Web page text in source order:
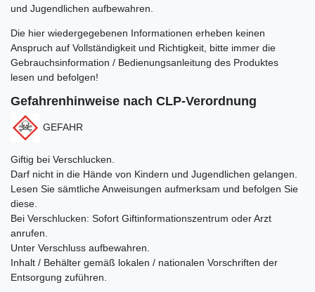
und Jugendlichen aufbewahren.
Die hier wiedergegebenen Informationen erheben keinen
Anspruch auf Vollständigkeit und Richtigkeit, bitte immer die
Gebrauchsinformation / Bedienungsanleitung des Produktes
lesen und befolgen!
Gefahrenhinweise nach CLP-Verordnung
GEFAHR
Giftig bei Verschlucken.
Darf nicht in die Hände von Kindern und Jugendlichen gelangen.
Lesen Sie sämtliche Anweisungen aufmerksam und befolgen Sie
diese.
Bei Verschlucken: Sofort Giftinformationszentrum oder Arzt
anrufen.
Unter Verschluss aufbewahren.
Inhalt / Behälter gemäß lokalen / nationalen Vorschriften der
Entsorgung zuführen.